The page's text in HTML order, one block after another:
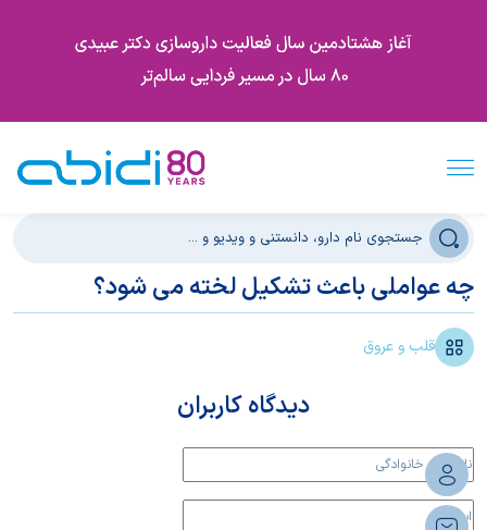
چه عواملی باعث تشکیل لخته می شود؟
قلب و عروق
دیدگاه کاربران